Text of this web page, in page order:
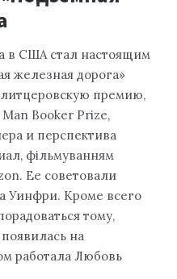
в США стал настоящим
железная дорога»
премию,
Booker Prize,
и перспектива
фільмуванням
Ее советовали
Уинфри. Кроме всего
тому,
на
работала Любовь